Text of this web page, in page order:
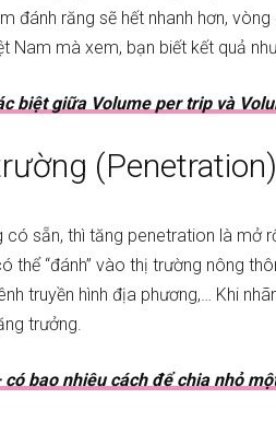
đánh răng sẽ hết nhanh hơn,
Nam mà xem, bạn biết kết quả
biệt giữa Volume per trip và
(Penetration)
sẵn, thì tăng penetration là mở
thể “đánh” vào thị trường nông
truyền hình địa phương,… Khi
trưởng.
bao nhiêu cách để chia nhỏ